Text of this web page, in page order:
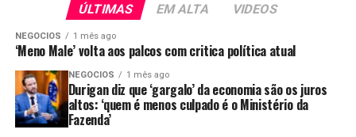
ÚLTIMAS EM ALTA VIDEOS
NEGOCIOS 1 mês ago
‘Meno Male’ volta aos palcos com critica política atual
NEGOCIOS 1 mês ago
Durigan diz que ‘gargalo’ da economia são os juros
altos: ‘quem é menos culpado é o Ministério da
Fazenda’